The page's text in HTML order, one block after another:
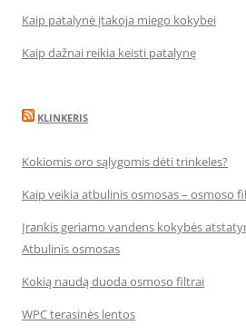
Kaip patalynė įtakoja miego kokybei
Kaip dažnai reikia keisti patalynę
KLINKERIS
Kokiomis oro sąlygomis dėti trinkeles?
Kaip veikia atbulinis osmosas – osmoso
Įrankis geriamo vandens kokybės
Atbulinis osmosas
Kokią naudą duoda osmoso filtrai
WPC terasinės lentos